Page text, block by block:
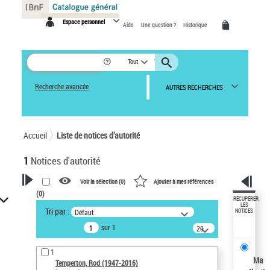
Espace personnel Aide Une question ? Historique
Tout
Recherche avancée AUTRES RECHERCHES
Accueil Liste de notices d’autorité
1 Notices d'autorité
VOTRE RECHERCHE
Recherche avancée dans les
notices d’autorité
Œuvres liées à l'auteur :
Temperton, Rod (1947-2016)
Voir la sélection (0) Ajouter à mes références
(0)
Tri par : Défaut
sur 1
20
résultats/page
1
Temperton, Rod (1947-2016)
RÉCUPÉRER
LES
NOTICES
Ma
Panneau de gestion des cookies